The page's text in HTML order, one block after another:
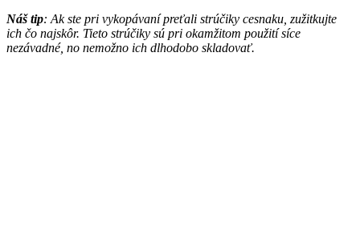
Náš tip: Ak ste pri vykopávaní preťali strúčiky cesnaku, zužitkujte
ich čo najskôr. Tieto strúčiky sú pri okamžitom použití síce
nezávadné, no nemožno ich dlhodobo skladovať.